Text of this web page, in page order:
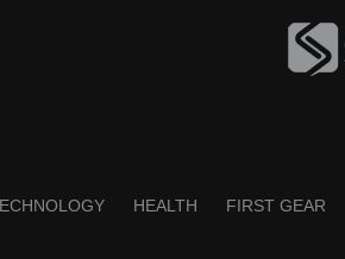
HEALTH FIRST GEAR